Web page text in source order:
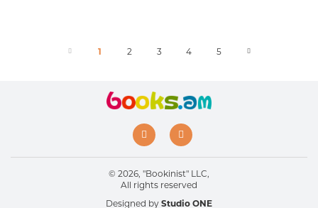
1 2 3 4 5
© 2026, "Bookinist" LLC,
All rights reserved
Designed by Studio ONE